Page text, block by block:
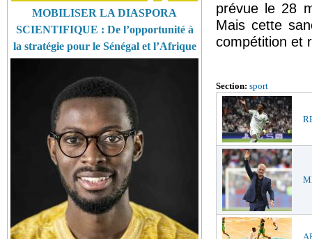
MOBILISER LA DIASPORA
SCIENTIFIQUE : De l’opportunité à
la stratégie pour le Sénégal et l’Afrique
prévue le 28
Mais cette
compétition et
Section: sport